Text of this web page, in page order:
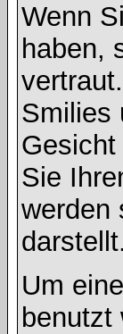
Wenn
haben,
Smilies
Sie
werden
darstellt.
Um
benutzt